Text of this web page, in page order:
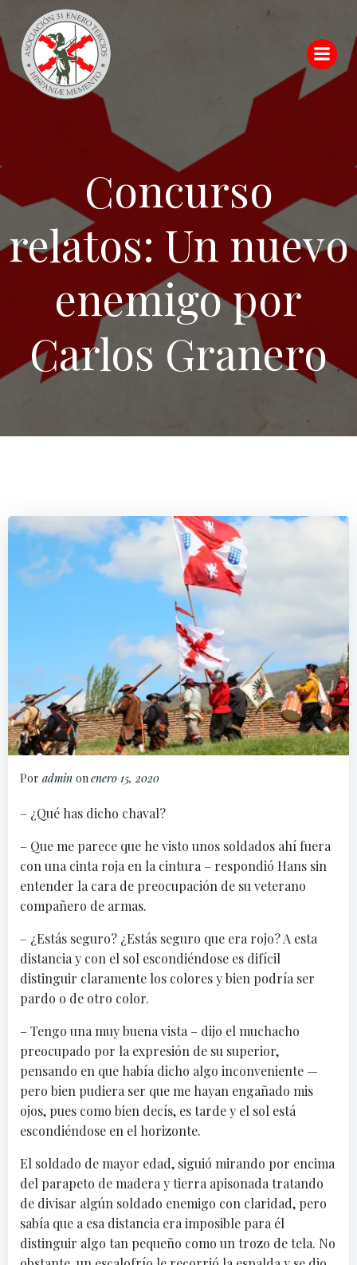
Concurso
relatos: Un nuevo
enemigo por
Carlos Granero
Por admin onenero 15, 2020
– ¿Qué has dicho chaval?
– Que me parece que he visto unos soldados ahí fuera
con una cinta roja en la cintura – respondió Hans sin
entender la cara de preocupación de su veterano
compañero de armas.
– ¿Estás seguro? ¿Estás seguro que era rojo? A esta
distancia y con el sol escondiéndose es difícil
distinguir claramente los colores y bien podría ser
pardo o de otro color.
– Tengo una muy buena vista – dijo el muchacho
preocupado por la expresión de su superior,
pensando en que había dicho algo inconveniente —
pero bien pudiera ser que me hayan engañado mis
ojos, pues como bien decís, es tarde y el sol está
escondiéndose en el horizonte.
El soldado de mayor edad, siguió mirando por encima
del parapeto de madera y tierra apisonada tratando
de divisar algún soldado enemigo con claridad, pero
sabía que a esa distancia era imposible para él
distinguir algo tan pequeño como un trozo de tela. No